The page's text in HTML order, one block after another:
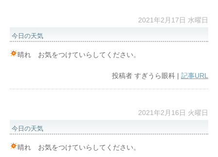
2021年2月17日 水曜日
今日の天気
晴れ お気をつけていらしてください。
投稿者 すぎうら眼科 | 記事URL
2021年2月16日 火曜日
今日の天気
晴れ お気をつけていらしてください。